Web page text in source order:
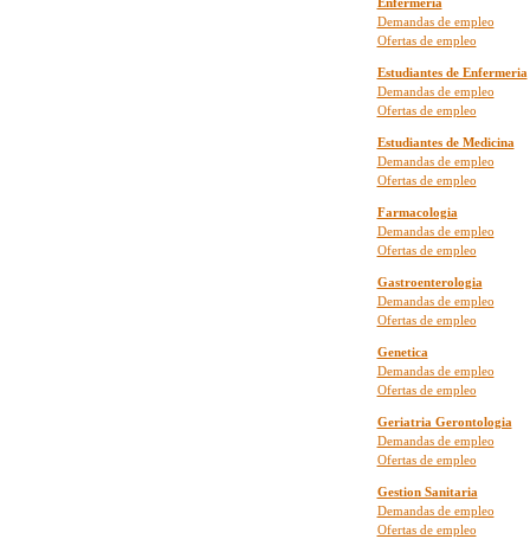
Enfermeria
Demandas de empleo
Ofertas de empleo
Estudiantes de Enfermeria
Demandas de empleo
Ofertas de empleo
Estudiantes de Medicina
Demandas de empleo
Ofertas de empleo
Farmacologia
Demandas de empleo
Ofertas de empleo
Gastroenterologia
Demandas de empleo
Ofertas de empleo
Genetica
Demandas de empleo
Ofertas de empleo
Geriatria Gerontologia
Demandas de empleo
Ofertas de empleo
Gestion Sanitaria
Demandas de empleo
Ofertas de empleo